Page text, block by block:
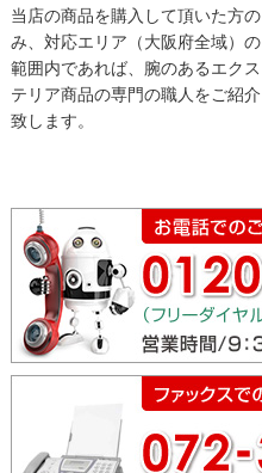
当店の商品を購入して頂いた方の
み、対応エリア（大阪府全域）の
範囲内であれば、腕のあるエクス
テリア商品の専門の職人をご紹介
致します。